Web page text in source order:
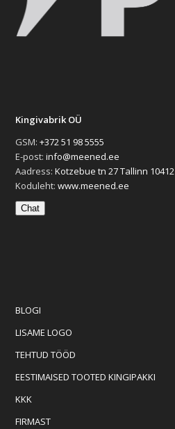
Kingivabrik OÜ
GSM:+372 51 98 5555
E-post:info@meened.ee
Aadress:Kotzebue tn 27 Tallinn 10412
Koduleht:www.meened.ee
Chat
BLOGI
LISAME LOGO
TEHTUD TÖÖD
EESTIMAISED TOOTED KINGIPAKKI
KKK
FIRMAST